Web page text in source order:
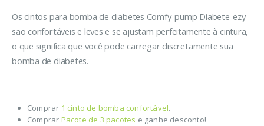
Os cintos para bomba de diabetes Comfy-pump Diabete-ezy
são confortáveis e leves e se ajustam perfeitamente à cintura,
o que significa que você pode carregar discretamente sua
bomba de diabetes.
Comprar 1 cinto de bomba confortável.
Comprar Pacote de 3 pacotes e ganhe desconto!